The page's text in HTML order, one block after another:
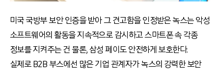
미국 국방부 보안 인증을 받아 그 견고함을 인정받은 녹스는 악성
소프트웨어의 활동을 지속적으로 감시하고 스마트폰 속 각종
정보를 지켜주는 건 물론, 삼성 페이도 안전하게 보호한다.
실제로 B2B 부스에선 많은 기업 관계자가 녹스의 강력한 보안